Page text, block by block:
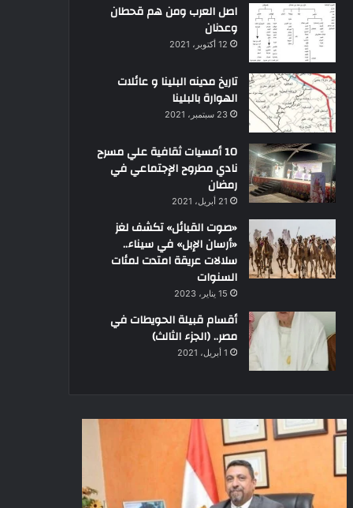
اصل العرب ومن هم قحطان
وعدنان
12 أكتوبر، 2021
تاريخ مدينه البلينا و عائلات
الهوارة بالبلينا
23 سبتمبر، 2021
10 أمسيات ثقافية علي مسرح
نادي مطروح الإجتماعي في
رمضان
21 أبريل، 2021
«صوت القبائل» تكشف لغز
«أرسان الإبل» في سيناء..
سلالات عريقة امتدت لمئات
السنوات
15 يناير، 2023
أقسام قبيلة الحويطات في
مصر.. (الجزء الثالث)
1 أبريل، 2021